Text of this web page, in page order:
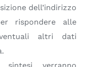
dell’indirizzo
rispondere alle
altri dati
sintesi verranno